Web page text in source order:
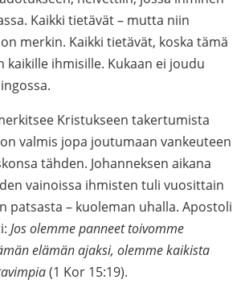
Kaikki tietävät – mutta niin
merkin. Kaikki tietävät, koska tämä
ihmisille. Kukaan ei joudu
Kristukseen takertumista
valmis jopa joutumaan vankeuteen
tähden. Johanneksen aikana
vainoissa ihmisten tuli vuosittain
patsasta – kuoleman uhalla. Apostoli
Jos olemme panneet toivomme
elämän ajaksi, olemme kaikista
(1 Kor 15:19).